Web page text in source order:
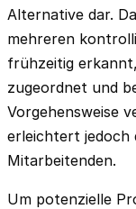
Alternative dar.
mehreren
frühzeitig
zugeordnet und
Vorgehensweise
erleichtert jedoch
Mitarbeitenden.
Um potenzielle